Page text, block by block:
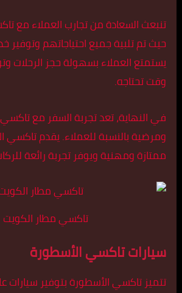
تنبعث السعادة من تجارب العملاء مع
حيث تم تلبية جميع احتياجاتهم وتوفير
يستمتع العملاء بسهولة حجز الرحلات
وقت تحتاجه.
في النهاية، تعد تجربة السفر مع
ومرضية بالنسبة للعملاء. يقدم
ممتازة ومهنية ويوفر تجربة رائعة
تاكسي مطار الكويت
سيارات تاكسي الأسطورة
تتميز تاكسي الأسطورة بتوفير سيارات